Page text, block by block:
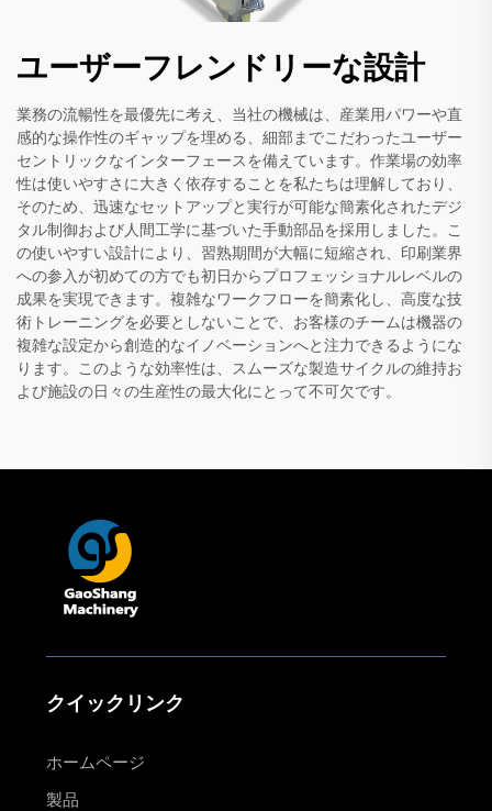
ユーザーフレンドリーな設計
業務の流暢性を最優先に考え、当社の機械は、産業用パワーや直
感的な操作性のギャップを埋める、細部までこだわったユーザー
セントリックなインターフェースを備えています。作業場の効率
性は使いやすさに大きく依存することを私たちは理解しており、
そのため、迅速なセットアップと実行が可能な簡素化されたデジ
タル制御および人間工学に基づいた手動部品を採用しました。こ
の使いやすい設計により、習熟期間が大幅に短縮され、印刷業界
への参入が初めての方でも初日からプロフェッショナルレベルの
成果を実現できます。複雑なワークフローを簡素化し、高度な技
術トレーニングを必要としないことで、お客様のチームは機器の
複雑な設定から創造的なイノベーションへと注力できるようにな
ります。このような効率性は、スムーズな製造サイクルの維持お
よび施設の日々の生産性の最大化にとって不可欠です。
クイックリンク
ホームページ
製品